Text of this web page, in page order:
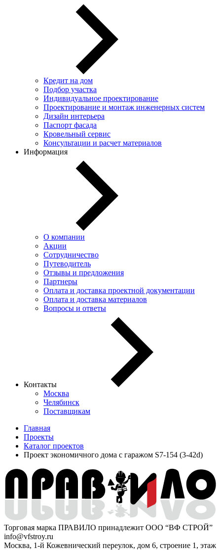
Кредит на дом
Подбор участка
Индивидуальное проектирование
Проектирование и монтаж инженерных систем
Дизайн интерьера
Паспорт фасада
Кровельный сервис
Консультации и расчет материалов
Информация
О компании
Акции
Сотрудничество
Путеводитель
Отзывы и предложения
Партнеры
Оплата и доставка проектной документации
Оплата и доставка материалов
Вопросы и ответы
Контакты
Москва
Челябинск
Поставщикам
Главная
Проекты
Каталог проектов
Проект экономичного дома с гаражом S7-154 (3-42d)
Торговая марка ПРАВИЛО принадлежит ООО “ВФ СТРОЙ”
info@vfstroy.ru
Москва, 1-й Кожевнический переулок, дом 6, строение 1, этаж